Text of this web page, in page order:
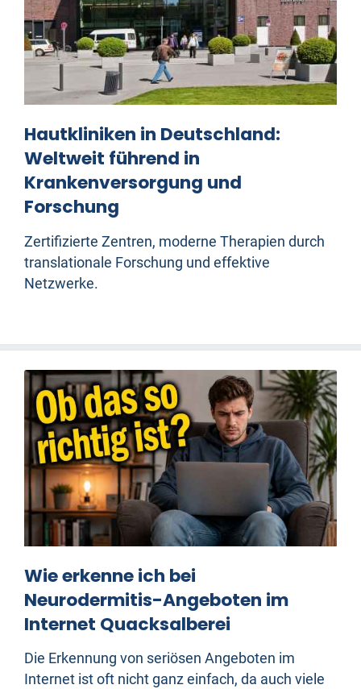
Hautkliniken in Deutschland:
Weltweit führend in
Krankenversorgung und
Forschung
Zertifizierte Zentren, moderne Therapien durch
translationale Forschung und effektive
Netzwerke.
Wie erkenne ich bei
Neurodermitis-Angeboten im
Internet Quacksalberei
Die Erkennung von seriösen Angeboten im
Internet ist oft nicht ganz einfach, da auch viele